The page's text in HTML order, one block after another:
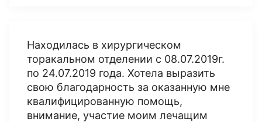
Находилась в хирургическом
торакальном отделении с 08.07.2019г.
по 24.07.2019 года. Хотела выразить
свою благодарность за оказанную мне
квалифицированную помощь,
внимание, участие моим лечащим